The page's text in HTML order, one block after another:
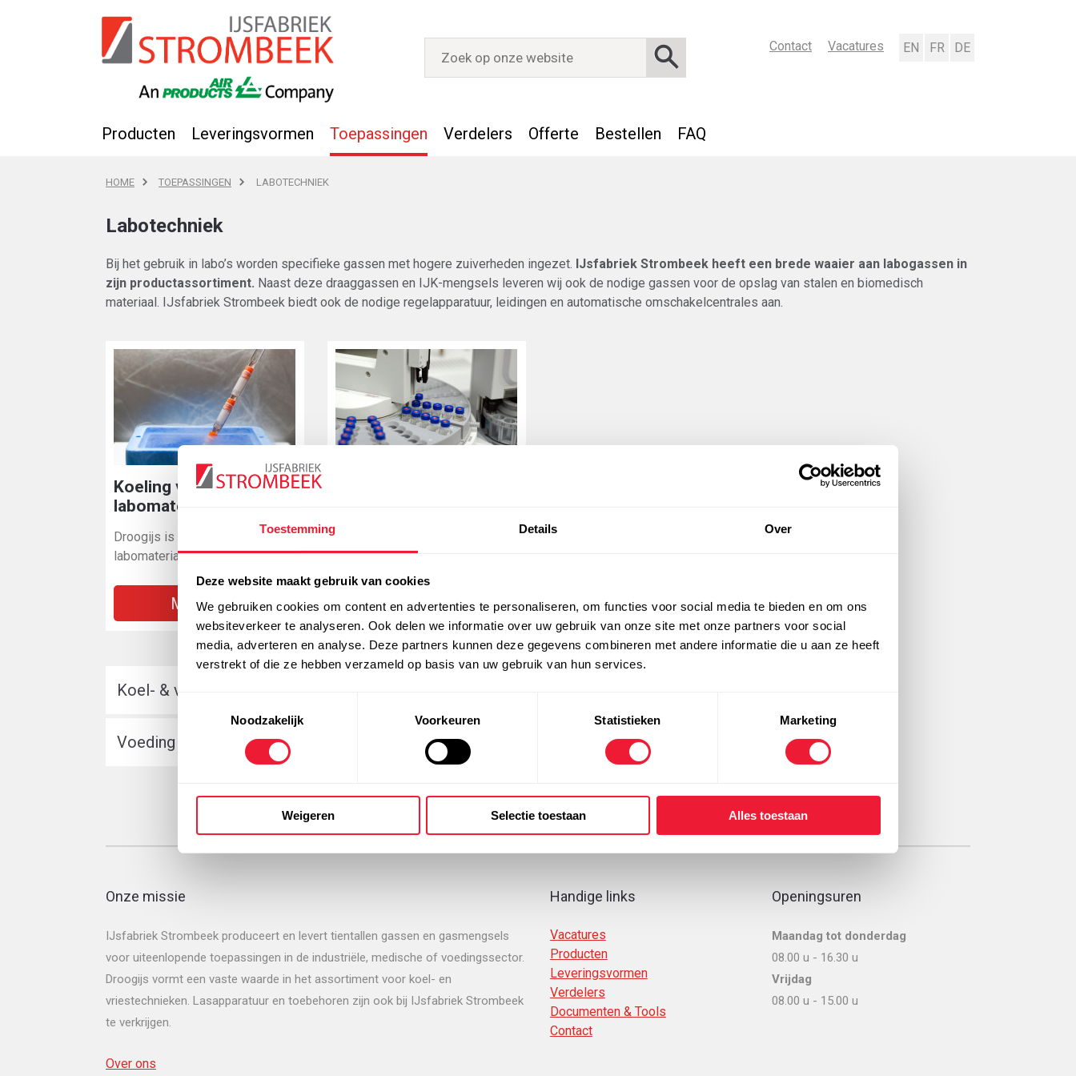
Toestemming Details Over
Deze website maakt gebruik van cookies
We gebruiken cookies om content en advertenties te personaliseren, om functies voor social media te bieden en om ons
websiteverkeer te analyseren. Ook delen we informatie over uw gebruik van onze site met onze partners voor social
media, adverteren en analyse. Deze partners kunnen deze gegevens combineren met andere informatie die u aan ze heeft
verstrekt of die ze hebben verzameld op basis van uw gebruik van hun services.
Noodzakelijk
Voorkeuren Statistieken Marketing
Weigeren Selectie toestaan Alles toestaan
Producten Leveringsvormen Toepassingen Verdelers Offerte Bestellen FAQ
Contact
Vacatures
HOME TOEPASSINGEN LABOTECHNIEK
Labotechniek
Bij het gebruik in labo’s worden specifieke gassen met hogere zuiverheden ingezet. IJsfabriek Strombeek heeft een brede waaier aan labogassen in
zijn productassortiment. Naast deze draaggassen en IJK-mengsels leveren wij ook de nodige gassen voor de opslag van stalen en biomedisch
materiaal. IJsfabriek Strombeek biedt ook de nodige regelapparatuur, leidingen en automatische omschakelcentrales aan.
Koeling van
labomateriaal
Droogijs is het ideale middel om
labomateriaal te koelen
Meer info
laboratoria
Meer info
Koel- & vriestechniek
Voeding & verpakking Engineering
Onze missie
IJsfabriek Strombeek produceert en levert tientallen gassen en gasmengsels
voor uiteenlopende toepassingen in de industriële, medische of voedingssector.
Droogijs vormt een vaste waarde in het assortiment voor koel- en
vriestechnieken. Lasapparatuur en toebehoren zijn ook bij IJsfabriek Strombeek
te verkrijgen.
Over ons
Handige links
Vacatures
Producten
Leveringsvormen
Verdelers
Documenten & Tools
Contact
Openingsuren
Maandag tot donderdag
08.00 u - 16.30 u
Vrijdag
08.00 u - 15.00 u